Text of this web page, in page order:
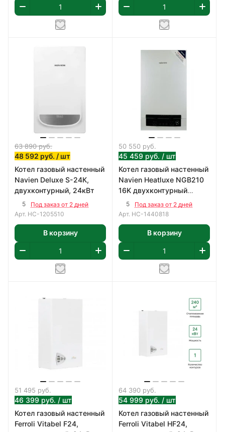
63 890руб.
48 592 руб. / шт
Котел газовый настенный
Navien Deluxe S-24К,
двухконтурный, 24кВт
5
Под заказ от 2 дней
Арт. НС-1205510
В корзину
50 550 руб.
45 459 руб. / шт
Котел газовый настенный
Navien Heatluxe NGB210
16K двухконтурный
коаксиальный 16кВт
5
Под заказ от 2 дней
Арт. НС-1440818
В корзину
51 495 руб.
46 399 руб. / шт
Котел газовый настенный
Ferroli Vitabel F24,
64 390 руб.
54 999 руб. / шт
Котел газовый настенный
Ferroli Vitabel HF24,